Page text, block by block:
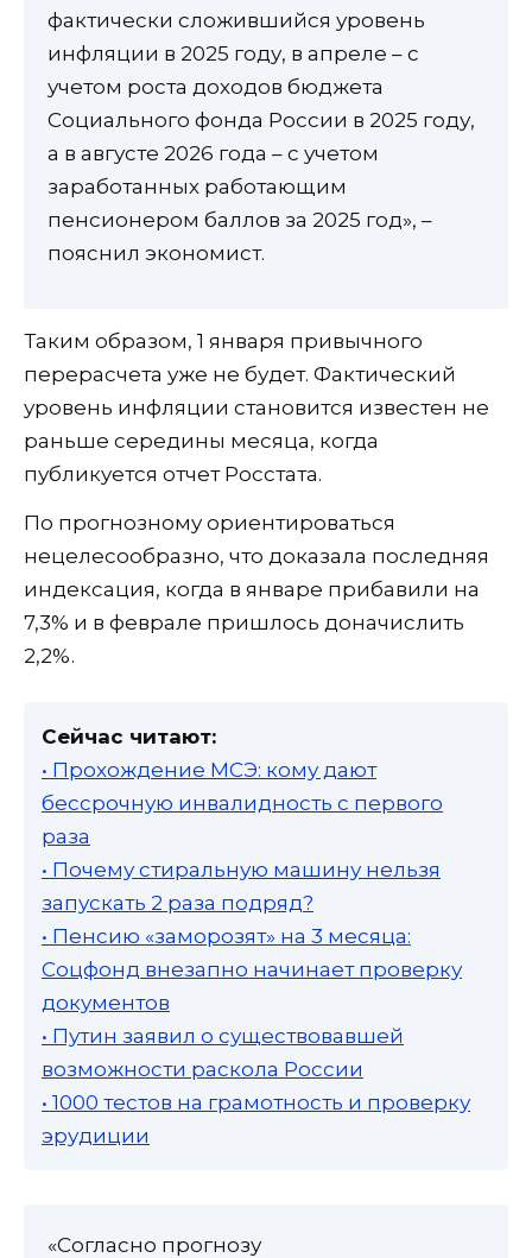
фактически сложившийся уровень
инфляции в 2025 году, в апреле – с
учетом роста доходов бюджета
Социального фонда России в 2025 году,
а в августе 2026 года – с учетом
заработанных работающим
пенсионером баллов за 2025 год», –
пояснил экономист.
Таким образом, 1 января привычного
перерасчета уже не будет. Фактический
уровень инфляции становится известен не
раньше середины месяца, когда
публикуется отчет Росстата.
По прогнозному ориентироваться
нецелесообразно, что доказала последняя
индексация, когда в январе прибавили на
7,3% и в феврале пришлось доначислить
2,2%.
Сейчас читают:
• Прохождение МСЭ: кому дают
бессрочную инвалидность с первого
раза
• Почему стиральную машину нельзя
запускать 2 раза подряд?
• Пенсию «заморозят» на 3 месяца:
Соцфонд внезапно начинает проверку
документов
• Путин заявил о существовавшей
возможности раскола России
• 1000 тестов на грамотность и проверку
эрудиции
«Согласно прогнозу